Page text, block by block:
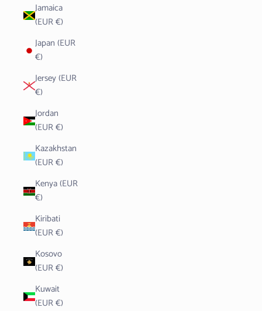
Jamaica
(EUR €)
Japan (EUR
€)
Jersey (EUR
€)
Jordan
(EUR €)
Kazakhstan
(EUR €)
Kenya (EUR
€)
Kiribati
(EUR €)
Kosovo
(EUR €)
Kuwait
(EUR €)